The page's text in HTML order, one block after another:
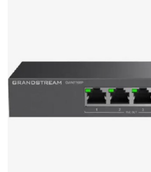
Mouses and keybords